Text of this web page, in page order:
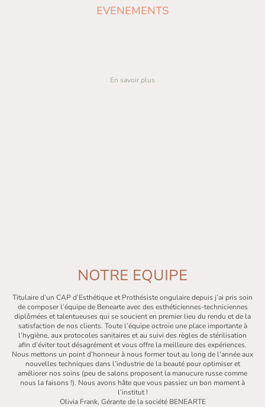
EVENEMENTS
En savoir plus
NOTRE EQUIPE
Titulaire d’un CAP d’Esthétique et Prothésiste ongulaire depuis j’ai pris soin
de composer l’équipe de Benearte avec des esthéticiennes-techniciennes
diplômées et talentueuses qui se soucient en premier lieu du rendu et de la
satisfaction de nos clients. Toute l’équipe octroie une place importante à
l’hygiène, aux protocoles sanitaires et au suivi des règles de stérilisation
afin d’éviter tout désagrément et vous offre la meilleure des expériences.
Nous mettons un point d’honneur à nous former tout au long de l’année aux
nouvelles techniques dans l’industrie de la beauté pour optimiser et
améliorer nos soins (peu de salons proposent la manucure russe comme
nous la faisons !). Nous avons hâte que vous passiez un bon moment à
l’institut !
Olivia Frank, Gérante de la société BENEARTE